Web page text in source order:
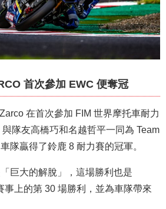
首次參加 EWC 便奪冠
在首次參加 FIM 世界摩托車耐力
隊友高橋巧和名越哲平一同為 Team
隊贏得了鈴鹿 8 耐力賽的冠軍。
巨大的解脫」，這場勝利也是
事上的第 30 場勝利，並為車隊帶來